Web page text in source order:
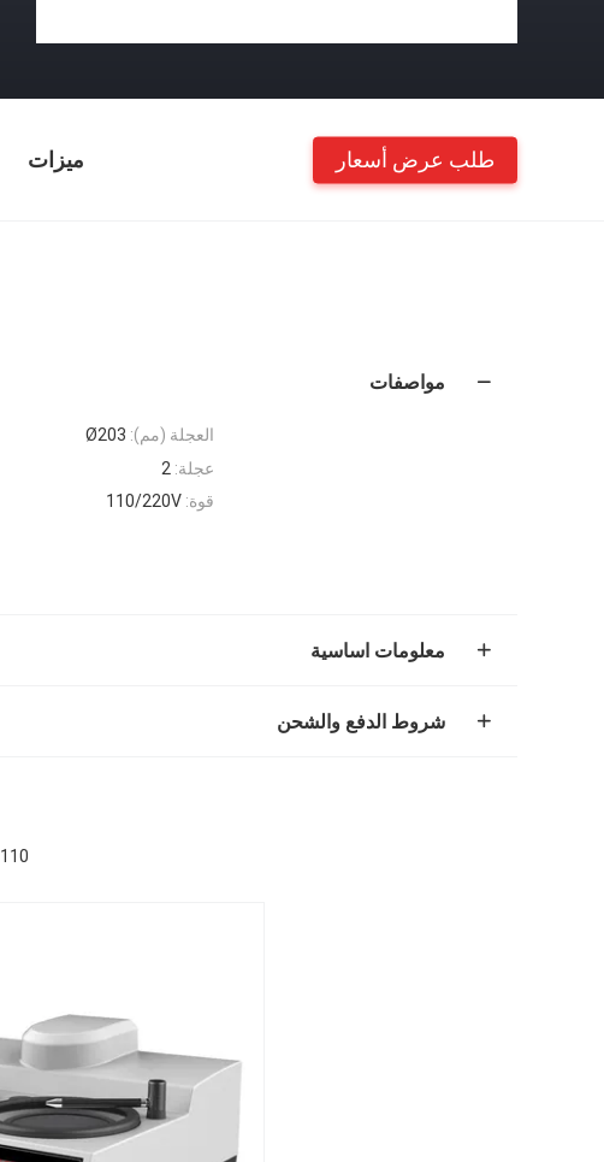
ميزات طلب عرض أسعار
مواصفات
العجلة (مم): Ø203
عجلة: 2
قوة: 110/220V
معلومات اساسية
شروط الدفع والشحن
110 فولت / 220 فولت طاحونة عجلات مزدوجة و آلة البوليشر GP-2B